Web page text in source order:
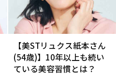
【美STリュクス紙本さん
(54歳)】10年以上も続い
ている美容習慣とは？